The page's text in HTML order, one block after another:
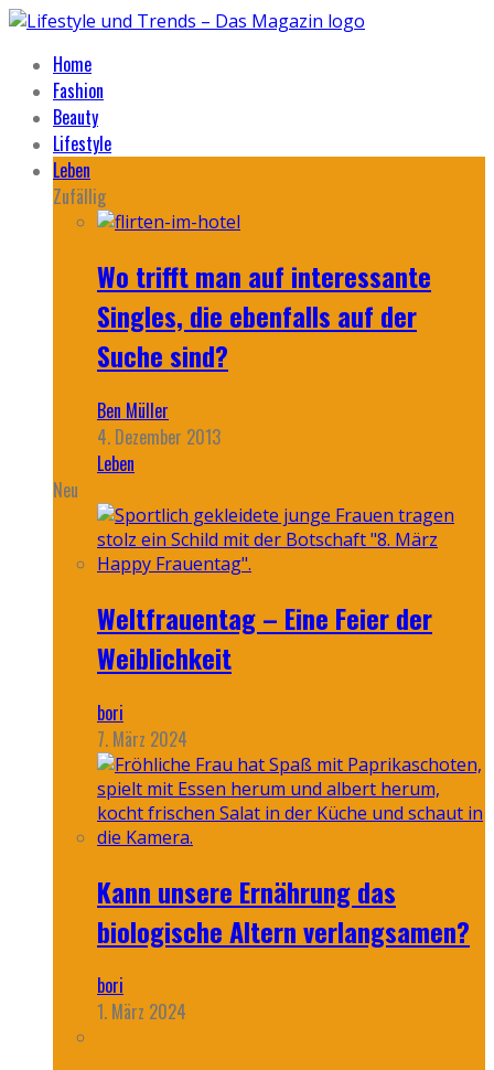
Home
Fashion
Beauty
Lifestyle
Leben
Zufällig
Wo trifft man auf interessante
Singles, die ebenfalls auf der
Suche sind?
Ben Müller
4. Dezember 2013
Leben
Neu
Weltfrauentag – Eine Feier der
Weiblichkeit
bori
7. März 2024
Kann unsere Ernährung das
biologische Altern verlangsamen?
bori
1. März 2024